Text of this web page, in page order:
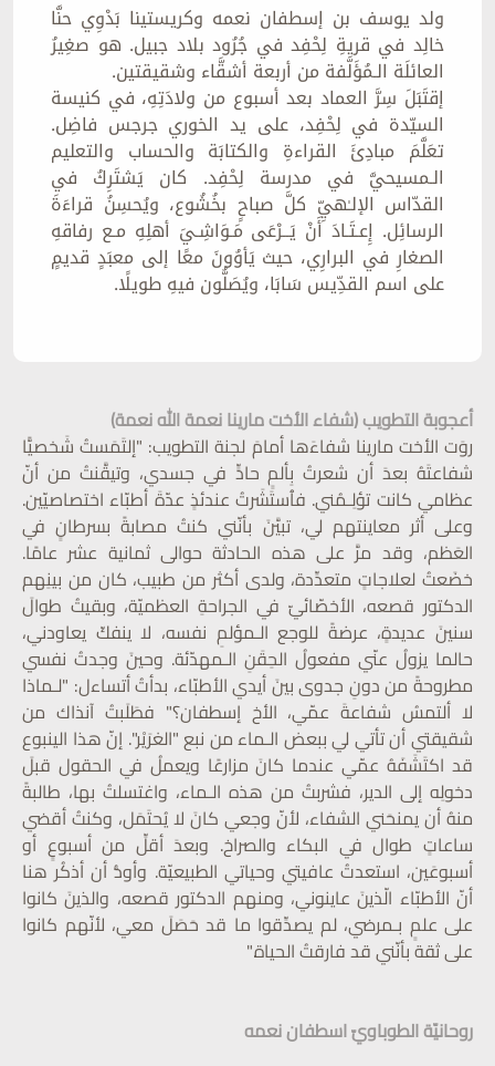
ولد يوسف بن إسطفان نعمه وكريستينا بَدْوِي حنَّا
خالِد في قريةِ لِحْفِد في جُرُود بلاد جبيل. هو صغِيرُ
العائلَة الـمُؤَلَّفة من أربعة أشقَّاء وشقيقتين.
إقتَبَلَ سِرَّ العماد بعد أسبوع من ولادَتِهِ، في كنيسة
السيّدة في لِحْفِد، على يد الخوري جرجس فاضِل.
تعَلَّمَ مبادِئَ القراءةِ والكتابَة والحساب والتعليم
الـمسيحيَّ في مدرسة لِحْفِد. كان يَشتَرِكُ في
القدّاس الإلـٰهيِّ كلَّ صباحٍ بخُشُوع، ويُحسِنُ قراءَةَ
الرسائِل. إِعـتَـادَ أَنْ يَــرْعَى مَـوَاشِـيَ أهلِهِ مـع رفاقهِ
الصغارِ في البرارِي، حيث يَأوُونَ معًا إلى معبَدٍ قديمٍ
على اسم القدِّيس سَابَا، ويُصَلُّون فيهِ طويلًا.
أعجوبة التطويب (شفاء الأخت مارينا نعمة الله نعمة)
روَت الأخت مارينا شفاءَها أمامَ لجنة التطويب: "إلتَمَستُ شَخصيًّا
شفاعتَهُ بعدَ أن شعرتُ بِألمٍ حادٍّ في جسدي، وتيقَّنتُ من أنّ
عظامي كانت تؤلِـمُني. فٱستَشَرتُ عندئذٍ عدّةَ أطبّاء اختصاصيّين.
وعلى أثر معاينتهم لي، تبيَّنَ بأنّني كنتُ مصابةً بسرطانٍ في
العَظم، وقد مرَّ على هذه الحادثة حوالى ثمانية عشر عامًا.
خضَعتُ لعلاجاتٍ متعدِّدة، ولدى أكثر من طبيب، كان من بينِهم
الدكتور قصعه، الأخصّائيّ في الجراحةِ العظميّة، وبقيتُ طوالَ
سنينَ عديدةٍ، عرضةً للوجع الـمؤلمِ نفسه، لا ينفكّ يعاودني،
حالما يزولُ عنّي مفعولُ الحِقَنِ الـمهدّئة. وحينَ وجدتُ نفسي
مطروحةً من دونِ جدوى بينَ أيدي الأطبّاء، بدأتُ أتساءل: "لـماذا
لا ألتمسُ شفاعةَ عمّي، الأخ إسطفان؟" فطَلَبتُ آنذاك من
شقيقتي أن تأتي لي ببعض الـماء من نبع "الغرَيْر". إنّ هذا الينبوع
قد اكتَشَفَهُ عمّي عندما كانَ مزارعًا ويعملُ في الحقول قبلَ
دخولِه إلى الدير، فشربتُ من هذه الـماء، واغتسلتُ بها، طالبةً
منهُ أن يمنحَني الشفاء، لأنّ وجعي كانَ لا يُحتَمَل، وكنتُ أقضي
ساعاتٍ طوال في البكاء والصراخ. وبعدَ أقلِّ من أسبوعٍ أو
أسبوعَين، استعدتُ عافيتي وحياتي الطبيعيّة. وأودُّ أن أذكُر هنا
أنّ الأطبّاء الّذينَ عاينوني، ومنهم الدكتور قصعه، والذينَ كانوا
على علمٍ بـمرضي، لم يصدِّقوا ما قد حَصَلَ معي، لأنّهم كانوا
على ثقة بأنّني قد فارقتُ الحياة."
روحانيّة الطوباويّ اسطفان نعمه